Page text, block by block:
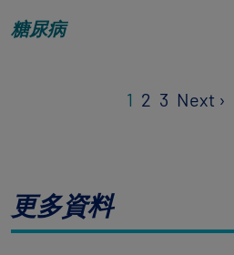
糖尿病
Pagination
1 2 3 Next ›
更多資料